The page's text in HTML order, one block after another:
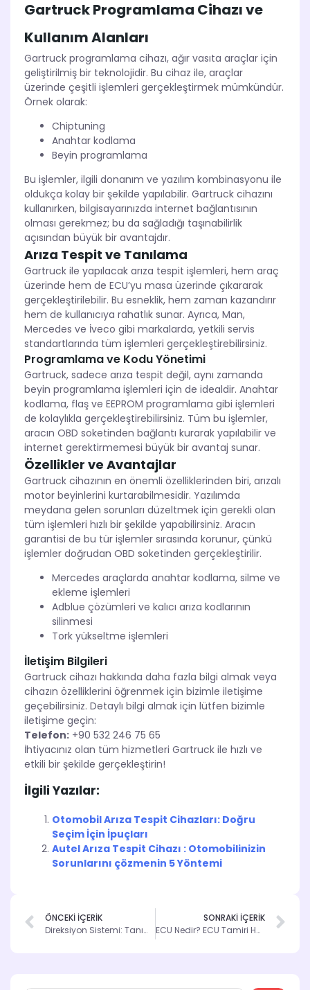
Gartruck Programlama Cihazı ve
Kullanım Alanları
Gartruck programlama cihazı, ağır vasıta araçlar için
geliştirilmiş bir teknolojidir. Bu cihaz ile, araçlar
üzerinde çeşitli işlemleri gerçekleştirmek mümkündür.
Örnek olarak:
Chiptuning
Anahtar kodlama
Beyin programlama
Bu işlemler, ilgili donanım ve yazılım kombinasyonu ile
oldukça kolay bir şekilde yapılabilir. Gartruck cihazını
kullanırken, bilgisayarınızda internet bağlantısının
olması gerekmez; bu da sağladığı taşınabilirlik
açısından büyük bir avantajdır.
Arıza Tespit ve Tanılama
Gartruck ile yapılacak arıza tespit işlemleri, hem araç
üzerinde hem de ECU’yu masa üzerinde çıkararak
gerçekleştirilebilir. Bu esneklik, hem zaman kazandırır
hem de kullanıcıya rahatlık sunar. Ayrıca, Man,
Mercedes ve İveco gibi markalarda, yetkili servis
standartlarında tüm işlemleri gerçekleştirebilirsiniz.
Programlama ve Kodu Yönetimi
Gartruck, sadece arıza tespit değil, aynı zamanda
beyin programlama işlemleri için de idealdir. Anahtar
kodlama, flaş ve EEPROM programlama gibi işlemleri
de kolaylıkla gerçekleştirebilirsiniz. Tüm bu işlemler,
aracın OBD soketinden bağlantı kurarak yapılabilir ve
internet gerektirmemesi büyük bir avantaj sunar.
Özellikler ve Avantajlar
Gartruck cihazının en önemli özelliklerinden biri, arızalı
motor beyinlerini kurtarabilmesidir. Yazılımda
meydana gelen sorunları düzeltmek için gerekli olan
tüm işlemleri hızlı bir şekilde yapabilirsiniz. Aracın
garantisi de bu tür işlemler sırasında korunur, çünkü
işlemler doğrudan OBD soketinden gerçekleştirilir.
Mercedes araçlarda anahtar kodlama, silme ve
ekleme işlemleri
Adblue çözümleri ve kalıcı arıza kodlarının
silinmesi
Tork yükseltme işlemleri
İletişim Bilgileri
Gartruck cihazı hakkında daha fazla bilgi almak veya
cihazın özelliklerini öğrenmek için bizimle iletişime
geçebilirsiniz. Detaylı bilgi almak için lütfen bizimle
iletişime geçin:
Telefon: +90 532 246 75 65
İhtiyacınız olan tüm hizmetleri Gartruck ile hızlı ve
etkili bir şekilde gerçekleştirin!
İlgili Yazılar:
Otomobil Arıza Tespit Cihazları: Doğru
Seçim İçin İpuçları
Autel Arıza Tespit Cihazı : Otomobilinizin
Sorunlarını çözmenin 5 Yöntemi
ÖNCEKİ İÇERİK
Direksiyon Sistemi: Tanım, Arızalar ve Tamir Yöntemleri
SONRAKİ İÇERİK
ECU Nedir? ECU Tamiri Hakkında Bilmeniz Gerekenler